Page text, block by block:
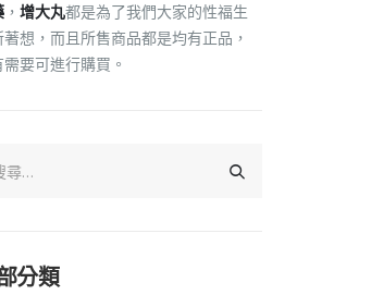
， 增大丸都是為了我們大家的性福生
著想，而且所售商品都是均有正品，
要可進行購買。
分類